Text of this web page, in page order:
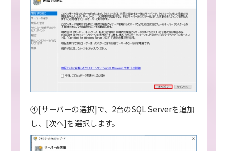
④[サーバーの選択]で、2台のSQL Serverを追加
し、[次へ]を選択します。